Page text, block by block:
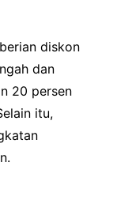
diskon
dan
20 persen
itu,